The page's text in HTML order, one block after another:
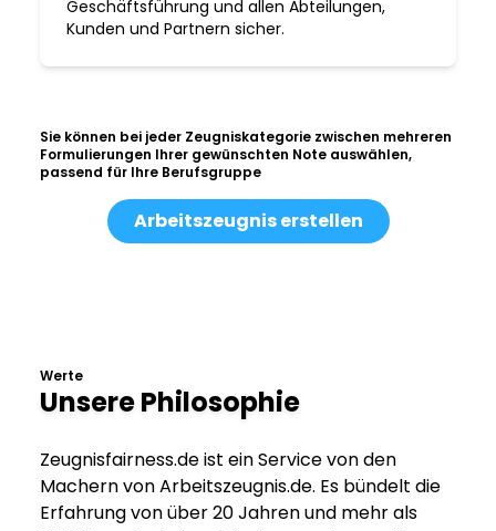
Geschäftsführung und allen Abteilungen,
Kunden und Partnern sicher.
Sie können bei jeder Zeugniskategorie zwischen mehreren
Formulierungen Ihrer gewünschten Note auswählen,
passend für Ihre Berufsgruppe
Arbeitszeugnis erstellen
Werte
Unsere Philosophie
Zeugnisfairness.de ist ein Service von den
Machern von Arbeitszeugnis.de. Es bündelt die
Erfahrung von über 20 Jahren und mehr als